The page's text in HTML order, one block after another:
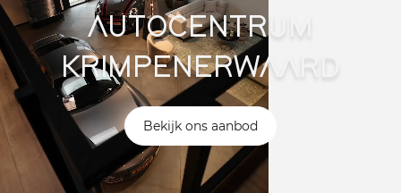
Home
Aanbod
Diensten
Over ons
Vacature
Contact
AUTOCENTRUM
KRIMPENERWAARD
Bekijk ons aanbod